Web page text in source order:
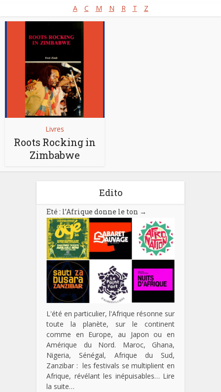
A C M N R T Z
Livres
Roots Rocking in
Zimbabwe
Edito
Eté : l’Afrique donne le ton →
L'été en particulier, l'Afrique résonne sur
toute la planète, sur le continent
comme en Europe, au Japon ou en
Amérique du Nord. Maroc, Ghana,
Nigeria, Sénégal, Afrique du Sud,
Zanzibar : les festivals se multiplient en
Afrique, révélant les inépuisables… Lire
la suite…